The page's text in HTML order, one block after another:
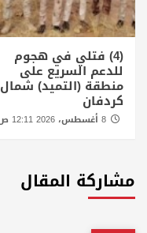
(4) فتلي في هجوم
للدعم السريع على
منطقة (التميد) شمال
كردفان
مشاركة المقال